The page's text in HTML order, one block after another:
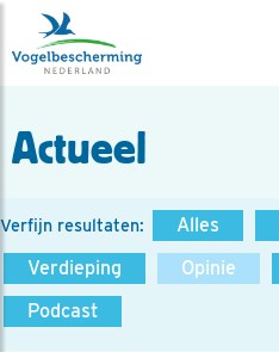
Actueel
Verfijn resultaten: Alles
Verdieping
Opinie
Podcast